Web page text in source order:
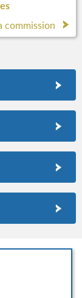
commission